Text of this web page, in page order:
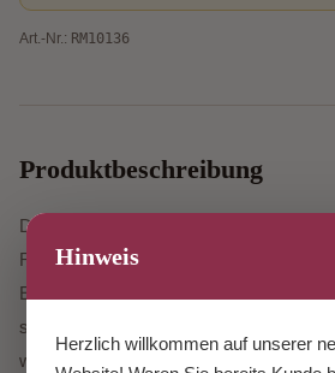
Hinweis
Herzlich willkommen auf unserer
Art.-Nr.: RM10136
Produktbeschreibung
Die Haftbleche sind einseitig
Rückseite der Trägerplatte aufgeklebt
Exenterscheibe weiß/rund und den
schwarzen Schaum für eine gerade
werden.